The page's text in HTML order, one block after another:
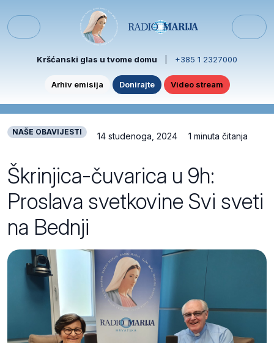
Menu
Kršćanski glas u tvome domu +385 1 2327000
Arhiv emisija Donirajte Video stream
NAŠE OBAVIJESTI 14 studenoga, 2024 1 minuta čitanja
Škrinjica-čuvarica u 9h:
Proslava svetkovine Svi sveti
na Bednji